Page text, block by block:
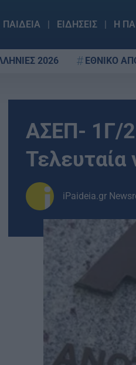
ΠΑΙΔΕΙΑ ΕΙΔΗΣΕΙΣ Η
2026 ΕΘΝΙΚΟ
ΑΣΕΠ- 1Γ/
Τελευταία
iPaideia.gr